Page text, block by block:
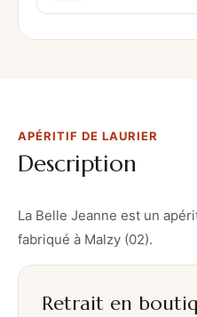
L
a
r
i
e
APÉRITIF DE LAURIER
Description
La Belle Jeanne est un
fabriqué à Malzy (02).
Retrait en